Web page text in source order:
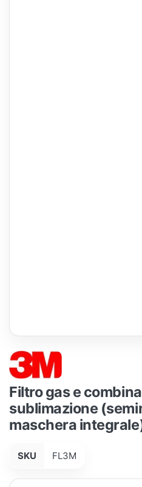
Filtro gas e
sublimazione
maschera
SKU FL3M